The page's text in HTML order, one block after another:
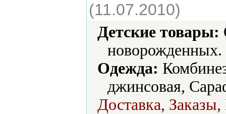
(11.07.2010)
Детские товары:
новорожденных.
Одежда:
джинсовая,
Доставка,